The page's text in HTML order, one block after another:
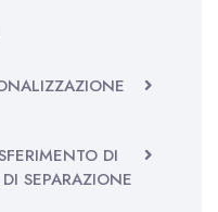
DI
SEPARAZIONE